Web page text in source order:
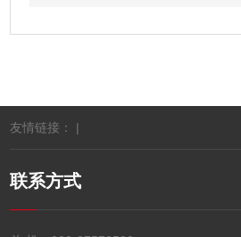
友情链接： |
联系方式